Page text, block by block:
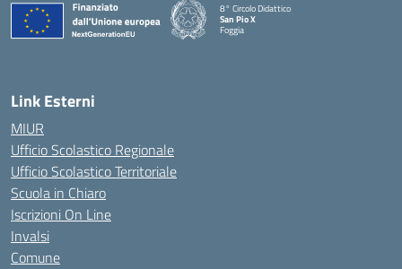
8° Circolo Didattico
San Pio X
Foggia
— Visita la pagina iniziale della scuola
Link Esterni
MIUR
Ufficio Scolastico Regionale
Ufficio Scolastico Territoriale
Scuola in Chiaro
Iscrizioni On Line
Invalsi
Comune